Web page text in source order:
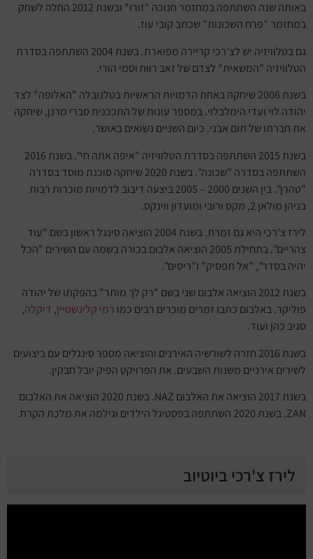
באותה שנה השתתפה במחזמר חנוכה "זורו" ובשנת 2012 החלה לשחק
במחזמר "פרח השכונות" שכתב קובי עוז.
גם בטלוויזיה יש לצ'רכי קריירה מפוארת. בשנת 2004 השתתפה בסדרת
הטלוויזיה "המשאית" לצדם של זאב רווח וסמי הורי.
בשנת 2006 שיחקה באחת הדמויות הראשיות בטלנובלה "האלופה" לצד
יהודה לוי ועדי הימלבלוי. במספר עונות של התככנית סברי מרנן, שיחקה
את חברתו של תום אבני. כיום השניים נשואים באושר.
בשנת 2015 השתתפה בסדרת הטלוויזיה "איפה אתה חי". בשנת 2016
השתתפה בסדרה "שכונה". בשנת 2020 שיחקה סוכנת מוסד בסדרה
"טהרן". בין השנים 2000 – 2005 ביצעה דיבוב לדמויות מוכרות רבות
בניהן מולאן 2, מקס ורובי ומועדון ווינקס.
לירז צ'רכי היא גם זמרת. בשנת 2004 הוציאה סינגל ראשון בשם "עוד
צהריים". בתחילת 2005 הוציאה אלבום בכורה בשמה עם השירים "הכל
יהיה בסדר", "אל תפסיק" ו"ריסים".
בשנת 2012 הוציאה אלבום שני בשם "רק לך מותר" בהפקתו של יהודה
פוליקר. באלבום כתבו זמרים מוכרים רבים כמו רמי קלינשטיין, דיקלה,
סגיב כהן ועוד.
בשנת 2016 חזרה לשורשיה האירנים והוציאה מספר סינגלים עם ביצועים
לשירים אירניים משנות השבעים. את הפרויקט הפיק יובל חבקין.
בשנת 2017 הוציאה את האלבום NAZ. בשנת 2020 הוציאה את האלבום
ZAN. בשנת 2020 השתתפה בפסטיגל הילדים וגילמה את מלכת הקרח.
לירז צ'רכי ביוטיוב